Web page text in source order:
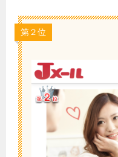
第２位